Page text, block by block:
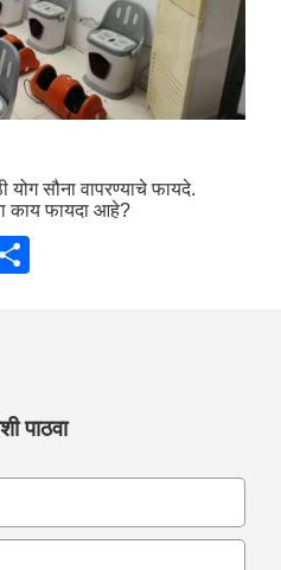
योग सौना वापरण्याचे फायदे.
काय फायदा आहे?
पाठवा